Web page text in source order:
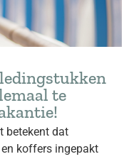
te
betekent dat
koffers ingepakt